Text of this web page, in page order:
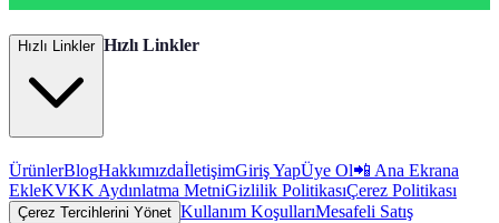
Hızlı Linkler Hızlı Linkler
ÜrünlerBlogHakkımızdaİletişimGiriş YapÜye Ol📲 Ana Ekrana
EkleKVKK Aydınlatma MetniGizlilik PolitikasıÇerez Politikası
Çerez Tercihlerini Yönet Kullanım KoşullarıMesafeli Satış